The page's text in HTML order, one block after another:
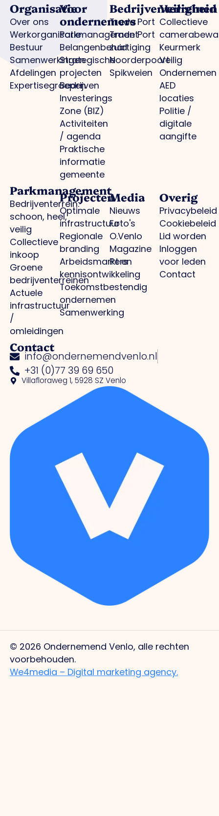
Organisatie
Over ons
Werkorganisatie
Bestuur
Samenwerkingen
Afdelingen
Expertisegroepen
Voor
ondernemers
Parkmanagement
Belangenbehartiging
Strategische
projecten
Bedrijven
Investerings
Zone (BIZ)
Activiteiten
/ agenda
Praktische
informatie
gemeente
Bedrijventerreinen
Trade Port
Trade Port
zuid
Noorderpoort
Spikweien
Veiligheid
Collectieve
Keurmerk
Veilig
Ondernemen
AED
locaties
Politie /
digitale
aangifte
Parkmanagement
Bedrijventerrein:
schoon, heel,
veilig
Collectieve
inkoop
Groene
bedrijventerreinen
Actuele
infrastructuur
/
omleidingen
Projecten
Optimale
infrastructuur
Regionale
branding
Arbeidsmarkt en
kennisontwikkeling
Toekomstbestendig
ondernemen
Samenwerking
Media
Nieuws
Foto's
O.Venlo
Magazine
Pers
Overig
Privacybeleid
Cookiebeleid
Lid worden
Inloggen
voor leden
Contact
Contact
info@ondernemendvenlo.nl
+31 (0)77 39 69 650
Villafloraweg 1, 5928 SZ Venlo
© 2026 Ondernemend Venlo, alle rechten
voorbehouden.
We4media – Digital marketing agency.